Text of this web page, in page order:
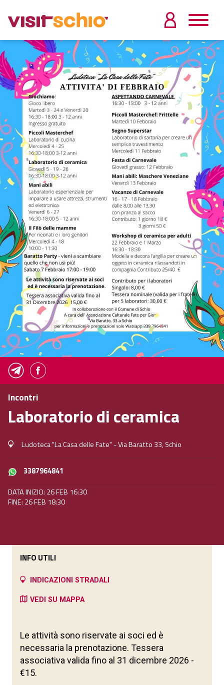
Incontri
Laboratorio di ceramica
Ludoteca "La Casa delle Fate" - Via Baratto 33, Schio
3387964841
DATA INIZIO: 26 FEB 16:30
FINE: 26 FEB 18:30
INFO UTILI
INDICAZIONI STRADALI
VEDI SU MAPPA
Le attività sono riservate ai soci ed è
necessaria la prenotazione. Tessera
associativa valida fino al 31 dicembre 2026 -
€15.